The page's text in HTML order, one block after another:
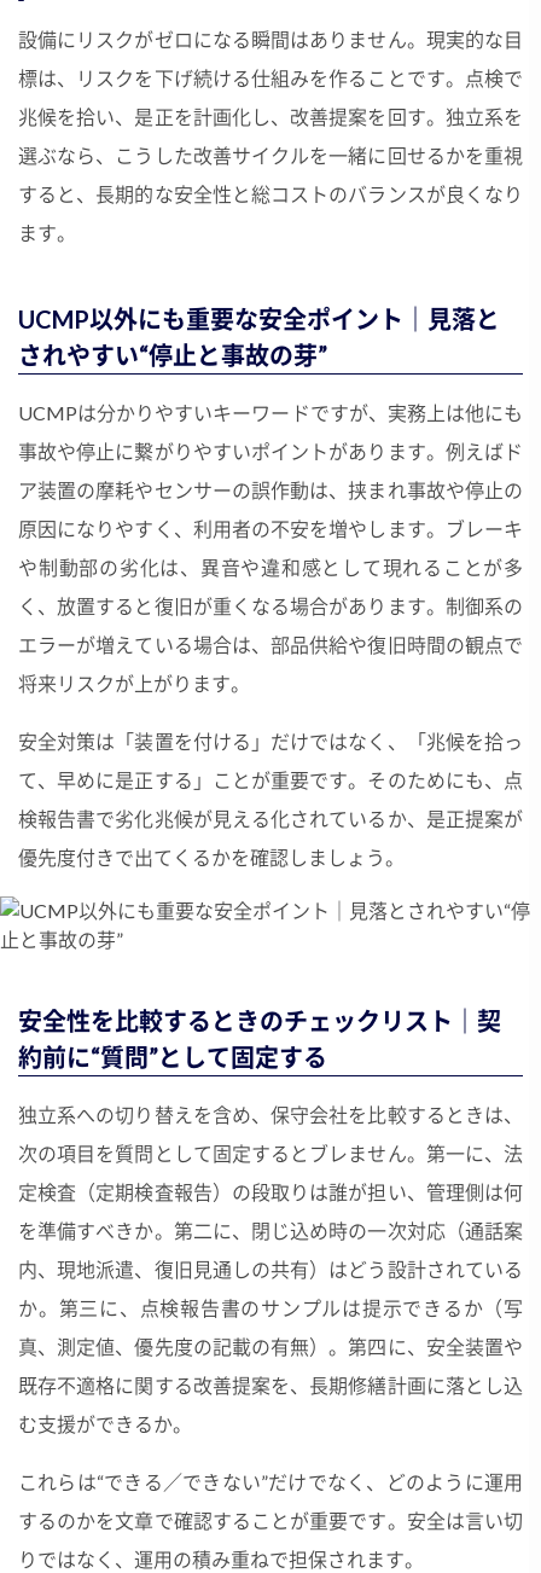
設備にリスクがゼロになる瞬間はありません。現実的な目
標は、リスクを下げ続ける仕組みを作ることです。点検で
兆候を拾い、是正を計画化し、改善提案を回す。独立系を
選ぶなら、こうした改善サイクルを一緒に回せるかを重視
すると、長期的な安全性と総コストのバランスが良くなり
ます。
UCMP以外にも重要な安全ポイント｜見落と
されやすい“停止と事故の芽”
UCMPは分かりやすいキーワードですが、実務上は他にも
事故や停止に繋がりやすいポイントがあります。例えばド
ア装置の摩耗やセンサーの誤作動は、挟まれ事故や停止の
原因になりやすく、利用者の不安を増やします。ブレーキ
や制動部の劣化は、異音や違和感として現れることが多
く、放置すると復旧が重くなる場合があります。制御系の
エラーが増えている場合は、部品供給や復旧時間の観点で
将来リスクが上がります。
安全対策は「装置を付ける」だけではなく、「兆候を拾っ
て、早めに是正する」ことが重要です。そのためにも、点
検報告書で劣化兆候が見える化されているか、是正提案が
優先度付きで出てくるかを確認しましょう。
安全性を比較するときのチェックリスト｜契
約前に“質問”として固定する
独立系への切り替えを含め、保守会社を比較するときは、
次の項目を質問として固定するとブレません。第一に、法
定検査（定期検査報告）の段取りは誰が担い、管理側は何
を準備すべきか。第二に、閉じ込め時の一次対応（通話案
内、現地派遣、復旧見通しの共有）はどう設計されている
か。第三に、点検報告書のサンプルは提示できるか（写
真、測定値、優先度の記載の有無）。第四に、安全装置や
既存不適格に関する改善提案を、長期修繕計画に落とし込
む支援ができるか。
これらは“できる／できない”だけでなく、どのように運用
するのかを文章で確認することが重要です。安全は言い切
りではなく、運用の積み重ねで担保されます。